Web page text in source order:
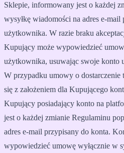
Sklepie, informowany jest o każdej
wysyłkę wiadomości na adres e-mail
użytkownika. W razie braku
Kupujący może wypowiedzieć
użytkownika, usuwając swoje konto
W przypadku umowy o
się z założeniem dla Kupującego
Kupujący posiadający konto na
jest o każdej zmianie Regulaminu
adres e-mail przypisany do konta.
wypowiedzieć umowę wyłącznie w